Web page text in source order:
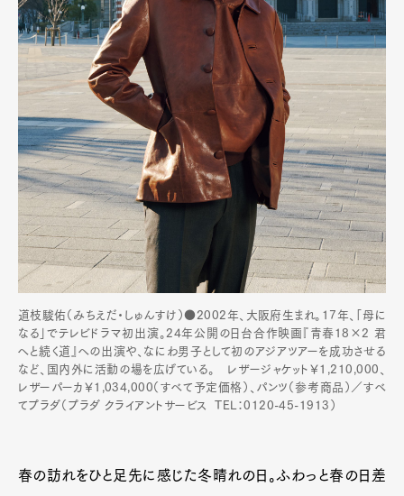
道枝駿佑（みちえだ・しゅんすけ）●2002年、大阪府生まれ。17年、「母に
なる」でテレビドラマ初出演。24年公開の日台合作映画『青春18×2 君
へと続く道』への出演や、なにわ男子として初のアジアツアーを成功させる
など、国内外に活動の場を広げている。 レザージャケット￥1,210,000、
レザーパーカ￥1,034,000（すべて予定価格）、パンツ（参考商品）／すべ
てプラダ（プラダ クライアントサービス TEL：0120-45-1913）
春の訪れをひと足先に感じた冬晴れの日。ふわっと春の日差